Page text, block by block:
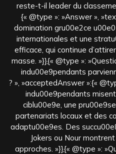
reste-t-il leader du
{« @type »: »Answer »,
domination gru00e2ce
internationales et une
efficace, qui continue
masse. »}},{« @type »:
indu00e9pendants
? », »acceptedAnswer »:{«
indu00e9pendants
ciblu00e9e, une
partenariats locaux et des
adaptu00e9es. Des
Jokers ou Nour
approches. »}},{« @type »: